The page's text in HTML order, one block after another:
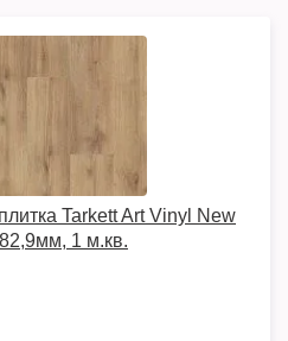
Tarkett Art Vinyl New
1 м.кв.